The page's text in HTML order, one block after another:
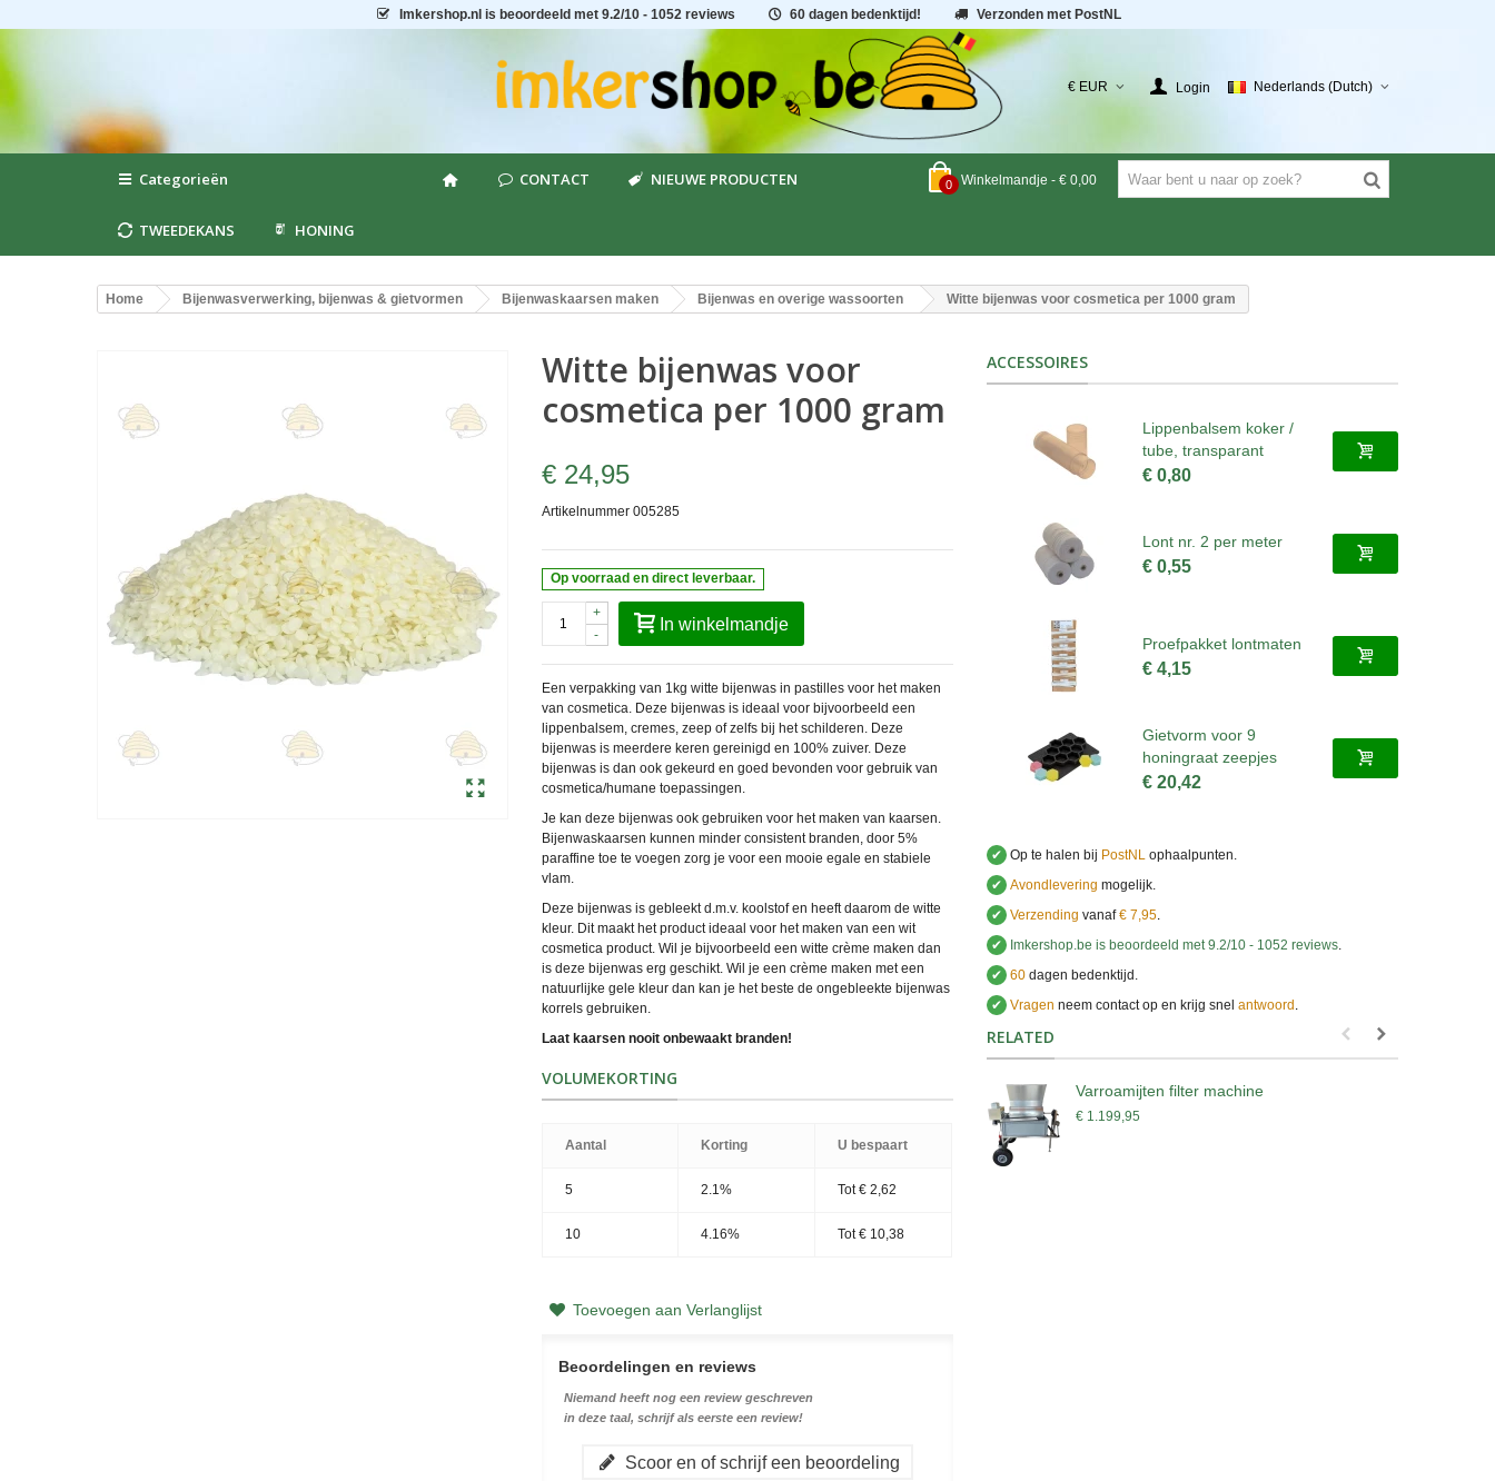
Imkershop.nl is beoordeeld met 9.2/10 - 1052 reviews 60 dagen bedenktijd! Verzonden met PostNL
€ EUR Login Nederlands (Dutch)
0 Winkelmandje - € 0,00
Categorieën CONTACT NIEUWE PRODUCTEN
TWEEDEKANS HONING
Home Bijenwasverwerking, bijenwas & gietvormen Bijenwaskaarsen maken Bijenwas en overige wassoorten Witte bijenwas voor cosmetica per 1000 gram
Witte bijenwas voor
cosmetica per 1000 gram
€ 24,95
Artikelnummer 005285
Op voorraad en direct leverbaar.
-
+
In winkelmandje
Een verpakking van 1kg witte bijenwas in pastilles voor het maken
van cosmetica. Deze bijenwas is ideaal voor bijvoorbeeld een
lippenbalsem, cremes, zeep of zelfs bij het schilderen. Deze
bijenwas is meerdere keren gereinigd en 100% zuiver. Deze
bijenwas is dan ook gekeurd en goed bevonden voor gebruik van
cosmetica/humane toepassingen.
Je kan deze bijenwas ook gebruiken voor het maken van kaarsen.
Bijenwaskaarsen kunnen minder consistent branden, door 5%
paraffine toe te voegen zorg je voor een mooie egale en stabiele
vlam.
Deze bijenwas is gebleekt d.m.v. koolstof en heeft daarom de witte
kleur. Dit maakt het product ideaal voor het maken van een wit
cosmetica product. Wil je bijvoorbeeld een witte crème maken dan
is deze bijenwas erg geschikt. Wil je een crème maken met een
natuurlijke gele kleur dan kan je het beste de ongebleekte bijenwas
korrels gebruiken.
Laat kaarsen nooit onbewaakt branden!
VOLUMEKORTING
Aantal Korting U bespaart
5 2.1% Tot€ 2,62
10 4.16% Tot€ 10,38
Toevoegen aan Verlanglijst
Beoordelingen en reviews
Niemand heeft nog een review geschreven
in deze taal, schrijf als eerste een review!
Scoor en of schrijf een beoordeling
ACCESSOIRES
Lippenbalsem koker /
tube, transparant
€ 0,80
Lont nr. 2 per meter
€ 0,55
Proefpakket lontmaten
€ 4,15
Gietvorm voor 9
honingraat zeepjes
€ 20,42
✔ Op te halen bij PostNLophaalpunten.
✔ Avondlevering mogelijk.
✔ Verzending vanaf€ 7,95.
✔
Imkershop.be is beoordeeld met9.2/10 -1052 reviews.
✔ 60dagen bedenktijd.
✔ Vragen neem contact op en krijg snel antwoord ..
RELATED
Varroamijten filter machine
€ 1.199,95